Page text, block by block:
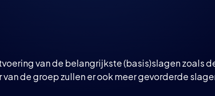
van de belangrijkste (basis)slagen zoals
de groep zullen er ook meer gevorderde